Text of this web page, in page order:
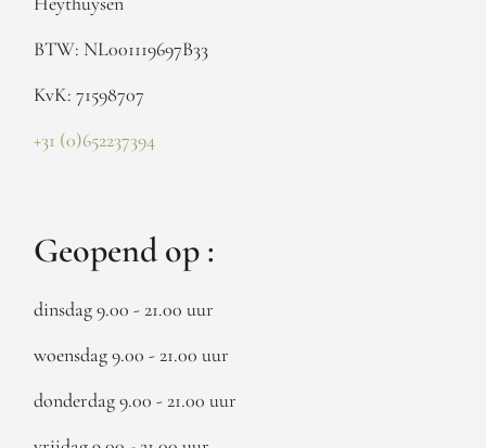
BTW: NL001119697B33
KvK: 71598707
+31 (0)652237394
Geopend op :
dinsdag 9.00 - 21.00 uur
woensdag 9.00 - 21.00 uur
donderdag 9.00 - 21.00 uur